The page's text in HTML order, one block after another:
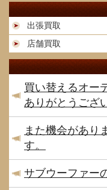
出張買取
店舗買取
買い替えるオー
ありがとうござ
また機会があり
す。
サブウーファー